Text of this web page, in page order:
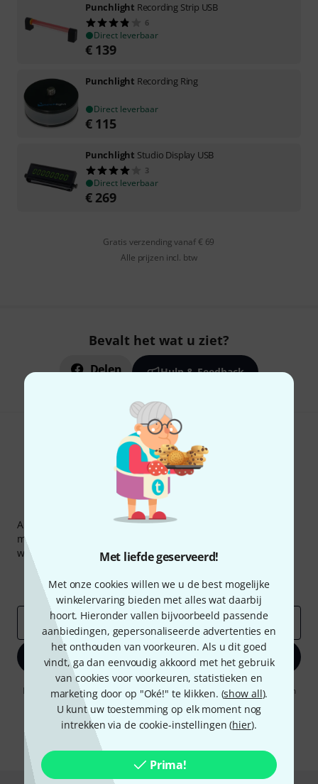
Met liefde geserveerd!
Met onze cookies willen we u de best mogelijke
winkelervaring bieden met alles wat daarbij
hoort. Hieronder vallen bijvoorbeeld passende
aanbiedingen, gepersonaliseerde advertenties en
het onthouden van voorkeuren. Als u dit goed
vindt, ga dan eenvoudig akkoord met het gebruik
van cookies voor voorkeuren, statistieken en
marketing door op "Oké!" te klikken. (show all).
U kunt uw toestemming op elk moment nog
intrekken via de cookie-instellingen (hier).
Prima!
Punchlight Recording Strip USB
6
Direct leverbaar
€ 139
Punchlight Recording Ring
Direct leverbaar
€ 115
Punchlight Studio Display USB
3
Direct leverbaar
€ 269
Gratis verzending vanaf € 69
Alle prijzen incl. btw
Bevalt het wat u ziet?
Delen Hulp & Feedback
Thomann nieuwsbrief
Abonneer u op de Thomann-nieuwsbrief in het Engels en
met een beetje geluk kunt u een van
waarde van
per stuk winnen!
Thomann-inzichten
E-Mail adres*
Registreer nu
Door op "Registreer nu" te klikken, gaat u akkoord met het ontvangen
van e-mailreclame. U kunt zich op elk moment afmelden. Meer
informatie over de nieuwsbrief vindt u in onzerichtlijn
gegevensbescherming.